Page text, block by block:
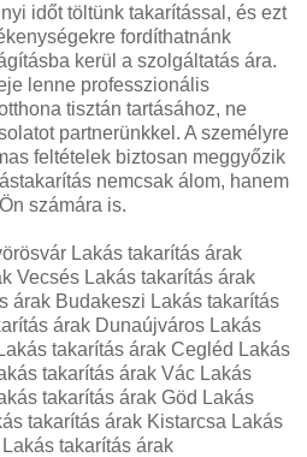
időt töltünk takarítással, és ezt
fordíthatnánk
kerül a szolgáltatás ára.
lenne professzionális
tisztán tartásához, ne
partnerünkkel. A személyre
feltételek biztosan meggyőzik
nemcsak álom, hanem
számára is.
Lakás takarítás árak
Vecsés Lakás takarítás árak
árak Budakeszi Lakás takarítás
árak Dunaújváros Lakás
takarítás árak Cegléd Lakás
takarítás árak Vác Lakás
takarítás árak Göd Lakás
takarítás árak Kistarcsa Lakás
takarítás árak